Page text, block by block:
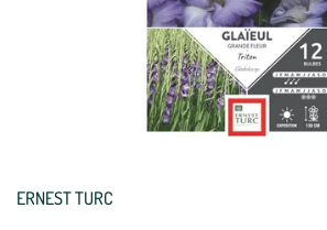
ERNEST TURC